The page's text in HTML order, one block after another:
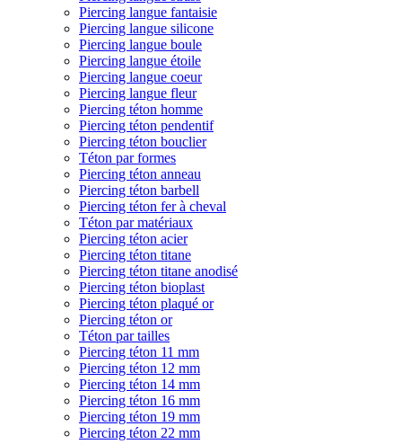
Piercing langue fantaisie
Piercing langue silicone
Piercing langue boule
Piercing langue étoile
Piercing langue coeur
Piercing langue fleur
Piercing téton homme
Piercing téton pendentif
Piercing téton bouclier
Téton par formes
Piercing téton anneau
Piercing téton barbell
Piercing téton fer à cheval
Téton par matériaux
Piercing téton acier
Piercing téton titane
Piercing téton titane anodisé
Piercing téton bioplast
Piercing téton plaqué or
Piercing téton or
Téton par tailles
Piercing téton 11 mm
Piercing téton 12 mm
Piercing téton 14 mm
Piercing téton 16 mm
Piercing téton 19 mm
Piercing téton 22 mm